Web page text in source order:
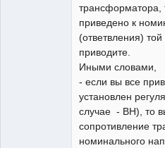
трансформатора,
приведено к
(ответвления)
приводите.
Иными словами,
- если вы все
установлен
случае - ВН), то
сопротивление
номинального